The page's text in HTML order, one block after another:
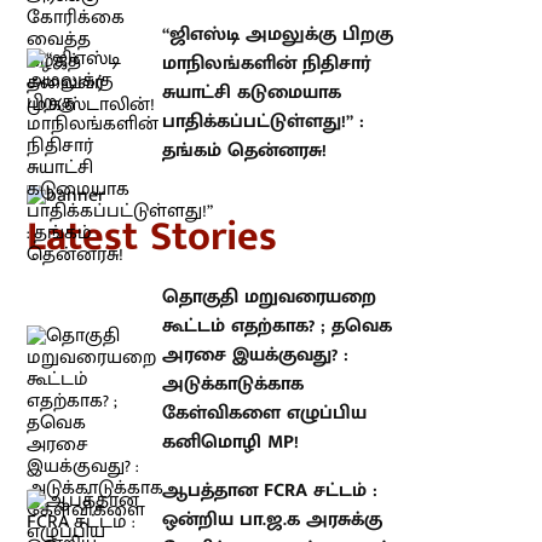
மாநிலங்களின் நிதிசார் சுயாட்சி
கடுமையாக பாதிக்கப்பட்டுள்ளது!” :
தங்கம் தென்னரசு!
Stories
தொகுதி மறுவரையறை கூட்டம்
எதற்காக? ; தவெக அரசை
இயக்குவது? : அடுக்காடுக்காக
கேள்விகளை எழுப்பிய கனிமொழி
MP!
ஆபத்தான FCRA சட்டம் : ஒன்றிய
பா.ஜ.க அரசுக்கு கோரிக்கை
வைத்த கழகத் தலைவர்
மு.க.ஸ்டாலின்!